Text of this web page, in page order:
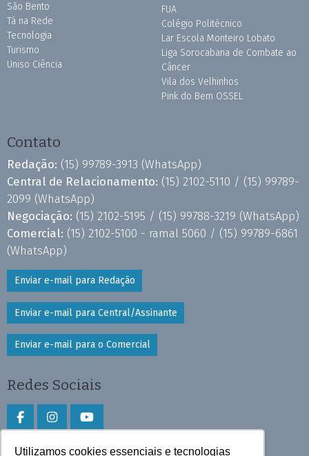
Utilizamos cookies essenciais e tecnologias
São Bento
Tá na Rede
Tecnologia
Turismo
Uniso Ciência
FUA
Colégio Politécnico
Lar Escola Monteiro Lobato
Liga Sorocabana de Combate ao
Câncer
Vila dos Velhinhos
Pink do Bem OSSEL
Contato
Redação: (15) 99789-3913 (WhatsApp)
Central de Relacionamento: (15) 2102-5110 / (15) 99789-
2099 (WhatsApp)
Negociação: (15) 2102-5195 / (15) 99788-3219 (WhatsApp)
Comercial: (15) 2102-5100 - ramal 5060 / (15) 99789-6861
(WhatsApp)
Enviar e-mail para Redação
Enviar e-mail para Central/Assinante
Enviar e-mail para o Comercial
Redes Sociais